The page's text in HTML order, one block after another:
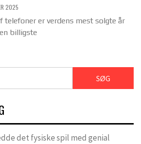
2025
telefoner er verdens mest solgte år
billigste
det fysiske spil med genial